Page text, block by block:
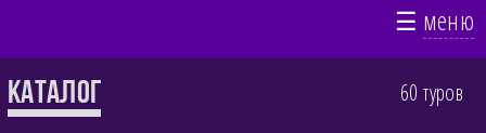
☰ меню
Каталог 60 туров